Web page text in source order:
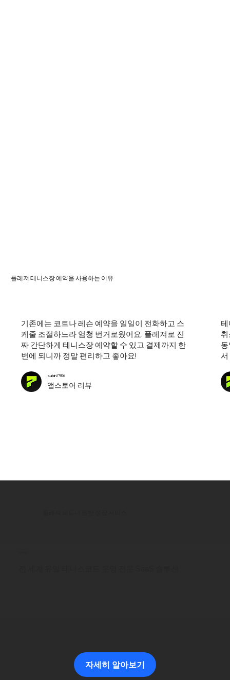
​앱스토어 리뷰
subin7906
기존에는 코트나 레슨 예약을 일일이 전화하고 스
케줄 조절하느라 엄청 번거로웠어요. 플레져로 진
짜 간단하게 테니스장 예약할 수 있고 결제까지 한
번에 되니까 정말 편리하고 좋아요!
서
플레져 테니스장 예약을 사용하는 이유
자세히 알아보기